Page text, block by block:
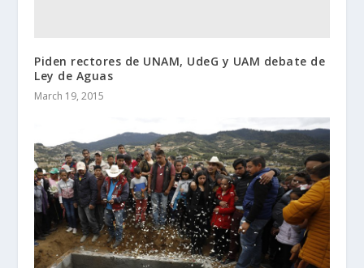
Piden rectores de UNAM, UdeG y UAM debate de
Ley de Aguas
March 19, 2015